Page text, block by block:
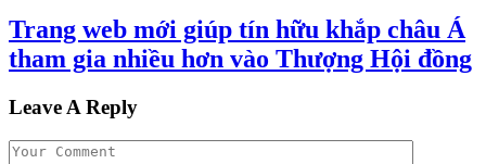
Trang web mới giúp tín hữu khắp châu Á
tham gia nhiều hơn vào Thượng Hội đồng
Leave A Reply